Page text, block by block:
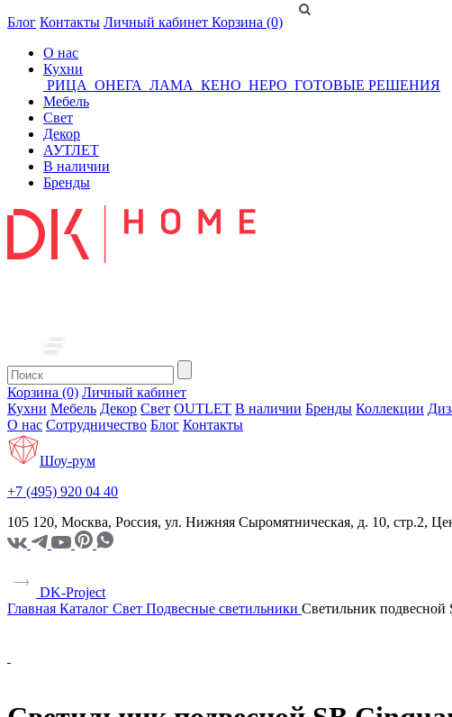
Блог Контакты Личный кабинет Корзина (0)
О нас
Кухни
РИЦА ОНЕГА ЛАМА КЕНО НЕРО ГОТОВЫЕ РЕШЕНИЯ
Мебель
Свет
Декор
АУТЛЕТ
В наличии
Бренды
Корзина (0) Личный кабинет
Кухни Мебель Декор Свет OUTLET В наличии Бренды Коллекции
О нас Сотрудничество Блог Контакты
Шоу-рум
+7 (495) 920 04 40
105 120, Москва, Россия, ул. Нижняя Сыромятническая, д. 10, стр.2,
DK-Project
Главная Каталог Свет Подвесные светильники Светильник подвесной